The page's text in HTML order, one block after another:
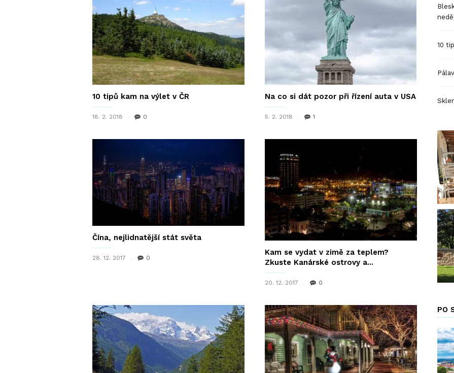
10 tipů kam na výlet v ČR
18. 2. 2018 0
Na co si dát pozor při řízení auta v USA
5. 2. 2018 1
Čína, nejlidnatější stát světa
28. 12. 2017 0
Kam se vydat v zimě za teplem?
Zkuste Kanárské ostrovy a...
20. 12. 2017 0
10
PO